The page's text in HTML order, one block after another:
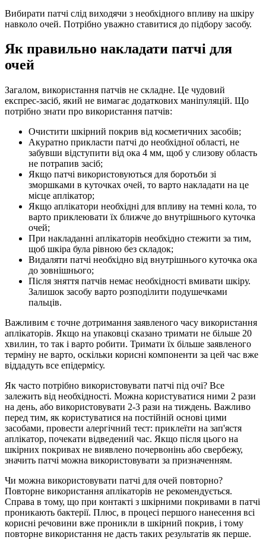
Вибирати патчі слід виходячи з необхідного впливу на шкіру
навколо очей. Потрібно уважно ставитися до підбору засобу.
Як правильно накладати патчі для
очей
Загалом, використання патчів не складне. Це чудовий
експрес-засіб, який не вимагає додаткових маніпуляцій. Що
потрібно знати про використання патчів:
Очистити шкірний покрив від косметичних засобів;
Акуратно прикласти патчі до необхідної області, не
забувши відступити від ока 4 мм, щоб у слизову область
не потрапив засіб;
Якщо патчі використовуються для боротьби зі
зморшками в куточках очей, то варто накладати на це
місце аплікатор;
Якщо аплікатори необхідні для впливу на темні кола, то
варто приклеювати їх ближче до внутрішнього куточка
очей;
При накладанні аплікаторів необхідно стежити за тим,
щоб шкіра була рівною без складок;
Видаляти патчі необхідно від внутрішнього куточка ока
до зовнішнього;
Після зняття патчів немає необхідності вмивати шкіру.
Залишок засобу варто розподілити подушечками
пальців.
Важливим є точне дотримання заявленого часу використання
аплікаторів. Якщо на упаковці сказано тримати не більше 20
хвилин, то так і варто робити. Тримати їх більше заявленого
терміну не варто, оскільки корисні компоненти за цей час вже
віддадуть все епідермісу.
Як часто потрібно використовувати патчі під очі? Все
залежить від необхідності. Можна користуватися ними 2 рази
на день, або використовувати 2-3 рази на тиждень. Важливо
перед тим, як користуватися на постійній основі цими
засобами, провести алергічний тест: приклеїти на зап'ястя
аплікатор, почекати відведений час. Якщо після цього на
шкірних покривах не виявлено почервонінь або свербежу,
значить патчі можна використовувати за призначенням.
Чи можна використовувати патчі для очей повторно?
Повторне використання аплікаторів не рекомендується.
Справа в тому, що при контакті з шкірними покривами в патчі
проникають бактерії. Плюс, в процесі першого нанесення всі
корисні речовини вже проникли в шкірний покрив, і тому
повторне використання не дасть таких результатів як перше.